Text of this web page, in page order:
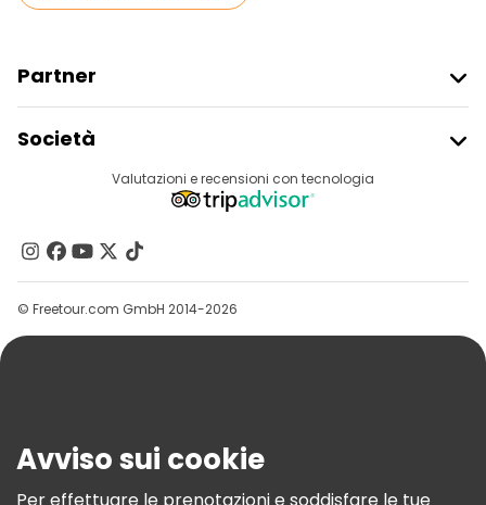
Partner
Accesso Del Fornitore
Programma Di Affiliazione
Società
Destinazioni
Contattaci
Gruppi
Aiuto
Termini E Condizioni
Informativa Sui Cookie
Valutazioni e recensioni con tecnologia
© Freetour.com GmbH 2014-2026
Avviso sui cookie